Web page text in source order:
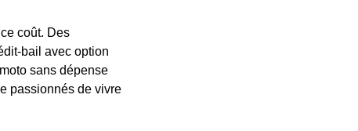
coût. Des
bail avec option
sans dépense
passionnés de vivre